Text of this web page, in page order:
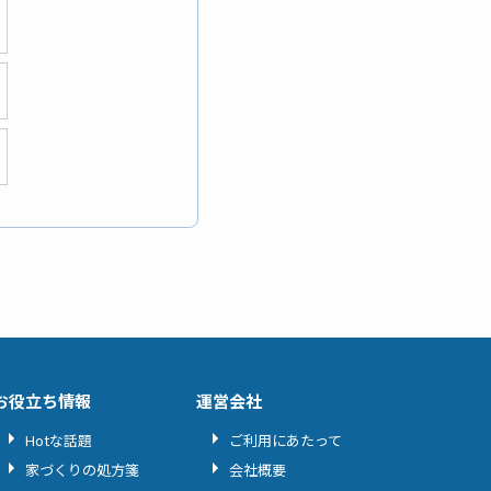
役立ち情報
Hotな話題
家づくりの処方箋
運営会社
ご利用にあたって
会社概要